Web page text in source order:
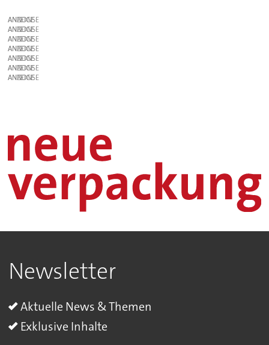
ANZEIGE
ANZEIGE
ANZEIGE
ANZEIGE
ANZEIGE
ANZEIGE
ANZEIGE
Newsletter
Aktuelle News & Themen
Exklusive Inhalte